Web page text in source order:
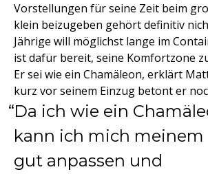
Vorstellungen für seine Zeit beim
klein beizugeben gehört definitiv
Jährige will möglichst lange im
ist dafür bereit, seine Komfortzone
Er sei wie ein Chamäleon, erklärt
kurz vor seinem Einzug betont er
Da ich wie ein
kann ich mich meinem
gut anpassen und